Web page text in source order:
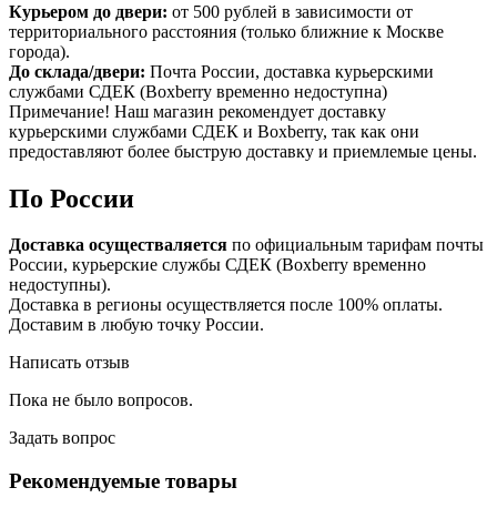
Курьером до двери: от 500 рублей в зависимости от
территориального расстояния (только ближние к Москве
города).
До склада/двери: Почта России, доставка курьерскими
службами СДЕК (Boxberry временно недоступна)
Примечание! Наш магазин рекомендует доставку
курьерскими службами СДЕК и Boxberry, так как они
предоставляют более быструю доставку и приемлемые цены.
По России
Доставка осуществаляется по официальным тарифам почты
России, курьерские службы СДЕК (Boxberry временно
недоступны).
Доставка в регионы осуществляется после 100% оплаты.
Доставим в любую точку России.
Написать отзыв
Пока не было вопросов.
Задать вопрос
Рекомендуемые товары